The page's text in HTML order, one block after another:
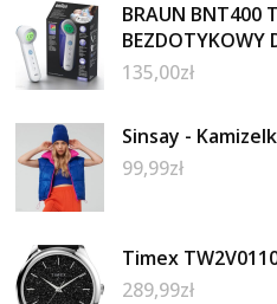
BRAUN BNT400
BEZDOTYKOWY
135,00zł
Sinsay -
99,99zł
Timex
289,99zł